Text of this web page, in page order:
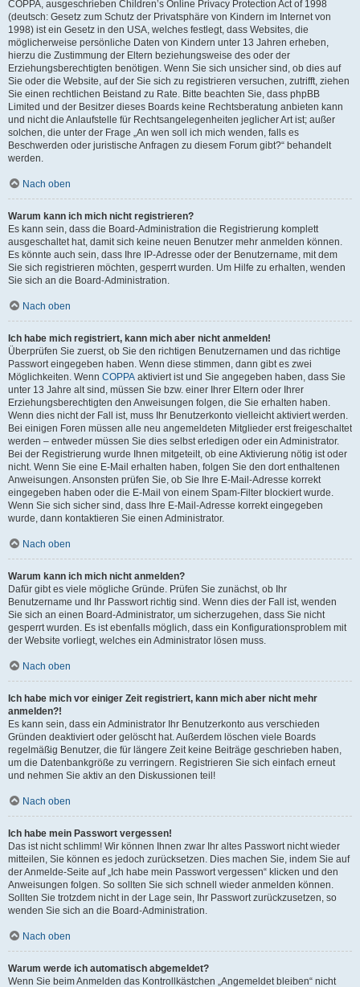
COPPA, ausgeschrieben Children’s Online Privacy Protection Act of 1998
(deutsch: Gesetz zum Schutz der Privatsphäre von Kindern im Internet von
1998) ist ein Gesetz in den USA, welches festlegt, dass Websites, die
möglicherweise persönliche Daten von Kindern unter 13 Jahren erheben,
hierzu die Zustimmung der Eltern beziehungsweise des oder der
Erziehungsberechtigten benötigen. Wenn Sie sich unsicher sind, ob dies auf
Sie oder die Website, auf der Sie sich zu registrieren versuchen, zutrifft, ziehen
Sie einen rechtlichen Beistand zu Rate. Bitte beachten Sie, dass phpBB
Limited und der Besitzer dieses Boards keine Rechtsberatung anbieten kann
und nicht die Anlaufstelle für Rechtsangelegenheiten jeglicher Art ist; außer
solchen, die unter der Frage „An wen soll ich mich wenden, falls es
Beschwerden oder juristische Anfragen zu diesem Forum gibt?“ behandelt
werden.
Nach oben
Warum kann ich mich nicht registrieren?
Es kann sein, dass die Board-Administration die Registrierung komplett
ausgeschaltet hat, damit sich keine neuen Benutzer mehr anmelden können.
Es könnte auch sein, dass Ihre IP-Adresse oder der Benutzername, mit dem
Sie sich registrieren möchten, gesperrt wurden. Um Hilfe zu erhalten, wenden
Sie sich an die Board-Administration.
Nach oben
Ich habe mich registriert, kann mich aber nicht anmelden!
Überprüfen Sie zuerst, ob Sie den richtigen Benutzernamen und das richtige
Passwort eingegeben haben. Wenn diese stimmen, dann gibt es zwei
Möglichkeiten. Wenn COPPA aktiviert ist und Sie angegeben haben, dass Sie
unter 13 Jahre alt sind, müssen Sie bzw. einer Ihrer Eltern oder Ihrer
Erziehungsberechtigten den Anweisungen folgen, die Sie erhalten haben.
Wenn dies nicht der Fall ist, muss Ihr Benutzerkonto vielleicht aktiviert werden.
Bei einigen Foren müssen alle neu angemeldeten Mitglieder erst freigeschaltet
werden – entweder müssen Sie dies selbst erledigen oder ein Administrator.
Bei der Registrierung wurde Ihnen mitgeteilt, ob eine Aktivierung nötig ist oder
nicht. Wenn Sie eine E-Mail erhalten haben, folgen Sie den dort enthaltenen
Anweisungen. Ansonsten prüfen Sie, ob Sie Ihre E-Mail-Adresse korrekt
eingegeben haben oder die E-Mail von einem Spam-Filter blockiert wurde.
Wenn Sie sich sicher sind, dass Ihre E-Mail-Adresse korrekt eingegeben
wurde, dann kontaktieren Sie einen Administrator.
Nach oben
Warum kann ich mich nicht anmelden?
Dafür gibt es viele mögliche Gründe. Prüfen Sie zunächst, ob Ihr
Benutzername und Ihr Passwort richtig sind. Wenn dies der Fall ist, wenden
Sie sich an einen Board-Administrator, um sicherzugehen, dass Sie nicht
gesperrt wurden. Es ist ebenfalls möglich, dass ein Konfigurationsproblem mit
der Website vorliegt, welches ein Administrator lösen muss.
Nach oben
Ich habe mich vor einiger Zeit registriert, kann mich aber nicht mehr
anmelden?!
Es kann sein, dass ein Administrator Ihr Benutzerkonto aus verschieden
Gründen deaktiviert oder gelöscht hat. Außerdem löschen viele Boards
regelmäßig Benutzer, die für längere Zeit keine Beiträge geschrieben haben,
um die Datenbankgröße zu verringern. Registrieren Sie sich einfach erneut
und nehmen Sie aktiv an den Diskussionen teil!
Nach oben
Ich habe mein Passwort vergessen!
Das ist nicht schlimm! Wir können Ihnen zwar Ihr altes Passwort nicht wieder
mitteilen, Sie können es jedoch zurücksetzen. Dies machen Sie, indem Sie auf
der Anmelde-Seite auf „Ich habe mein Passwort vergessen“ klicken und den
Anweisungen folgen. So sollten Sie sich schnell wieder anmelden können.
Sollten Sie trotzdem nicht in der Lage sein, Ihr Passwort zurückzusetzen, so
wenden Sie sich an die Board-Administration.
Nach oben
Warum werde ich automatisch abgemeldet?
Wenn Sie beim Anmelden das Kontrollkästchen „Angemeldet bleiben“ nicht